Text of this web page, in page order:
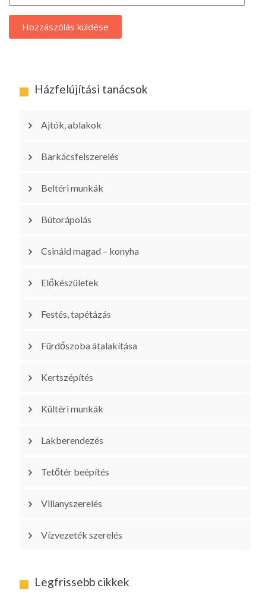
Házfelújítási tanácsok
Ajtók, ablakok
Barkácsfelszerelés
Beltéri munkák
Bútorápolás
Csináld magad – konyha
Előkészületek
Festés, tapétázás
Fürdőszoba átalakítása
Kertszépítés
Kültéri munkák
Lakberendezés
Tetőtér beépítés
Villanyszerelés
Vízvezeték szerelés
Legfrissebb cikkek